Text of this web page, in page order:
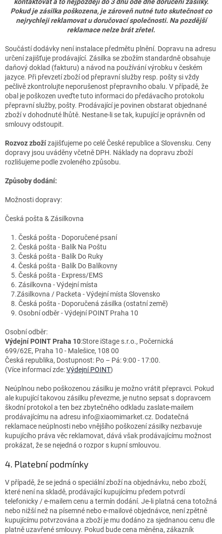
Pokud je zásilka poškozena, je zároveň nutné tuto skutečnost co
nejrychleji reklamovat u doručovací společnosti. Na pozdější
reklamace nelze brát zřetel.
Součástí dodávky není instalace předmětu plnění. Dopravu na adresu
určení zajišťuje prodávající. Zásilka se zbožím standardně obsahuje
daňový doklad (fakturu) a návod na používání výrobku v českém
jazyce. Při převzetí zboží od přepravní služby resp. pošty si vždy
pečlivě zkontrolujte neporušenost přepravního obalu. V případě, že
obal je poškozen uveďte tuto informaci do předávacího protokolu
přepravní služby, pošty. Prodávající je povinen obstarat objednané
zboží v dohodnuté lhůtě. Nestane-li se tak, kupující je oprávněn od
smlouvy odstoupit.
Rozvoz zbožízajišťujeme po celé České republice a Slovensku. Ceny
dopravy jsou uváděny včetně DPH. Náklady na dopravu zboží
rozlišujeme podle zvoleného způsobu.
Způsoby dodání:
Možnosti dopravy:
Česká pošta & Zásilkovna
1. Česká pošta - Doporučené psaní
2. Česká pošta - Balík Na Poštu
3. Česká pošta - Balík Do Ruky
4. Česká pošta - Balík Do Balíkovny
5. Česká pošta - Express/EMS
6. Zásilkovna - Výdejní místa
7.Zásilkovna / Packeta - Výdejní místa Slovensko
8. Česká pošta - Doporučená zásilka (ostatní země)
9. Osobní odběr - Výdejní POINT Praha 10
Osobní odběr:
Výdejní POINT Praha 10:Store iStage s.r.o., Počernická
699/62E, Praha 10 - Malešice, 108 00
Česká republika, Dostupnost: Po – Pá: 9:00 - 17:00.
(Více informací zde:Výdejní POINT)
Neúplnou nebo poškozenou zásilku je možno vrátit přepravci. Pokud
ale kupující takovou zásilku převezme, je nutno sepsat s dopravcem
škodní protokol a ten bez zbytečného odkladu zaslate-mailem
prodávajícímu na adresu info@xiaomimarket.cz. Dodatečná
reklamace neúplnosti nebo vnějšího poškození zásilky nezbavuje
kupujícího práva věc reklamovat, dává však prodávajícímu možnost
prokázat, že se nejedná o rozpor s kupní smlouvou.
4. Platební podmínky
V případě, že se jedná o speciální zboží na objednávku, nebo zboží,
které není na skladě, prodávající kupujícímu předem potvrdí
telefonicky / e-mailem cenu a termín dodání. Je-li platná cena totožná
nebo nižší než na písemné nebo e-mailové objednávce, není zpětně
kupujícímu potvrzována a zboží je mu dodáno za sjednanou cenu dle
platně uzavřené smlouvy. Pokud bude cena měněna, zákazník